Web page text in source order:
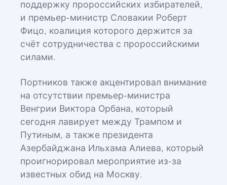
поддержку пророссийских избирателей,
и премьер-министр Словакии Роберт
Фицо, коалиция которого держится за
счёт сотрудничества с пророссийскими
силами.
Портников также акцентировал внимание
на отсутствии премьер-министра
Венгрии Виктора Орбана, который
сегодня лавирует между Трампом и
Путиным, а также президента
Азербайджана Ильхама Алиева, который
проигнорировал мероприятие из-за
известных обид на Москву.